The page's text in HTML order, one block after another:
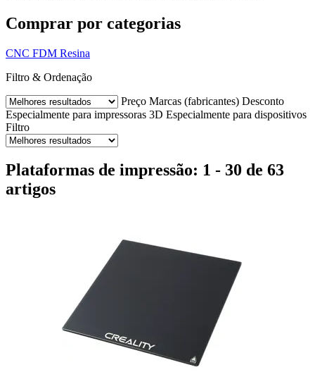
Comprar por categorias
CNC FDM Resina
Filtro & Ordenação
Preço Marcas (fabricantes) Desconto
Especialmente para impressoras 3D Especialmente para dispositivos
Filtro
Plataformas de impressão: 1 - 30 de 63
artigos